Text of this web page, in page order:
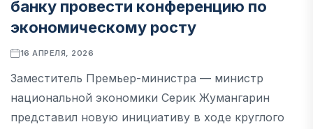
банку провести конференцию по
экономическому росту
16 АПРЕЛЯ, 2026
Заместитель Премьер-министра — министр
национальной экономики Серик Жумангарин
представил новую инициативу в ходе круглого